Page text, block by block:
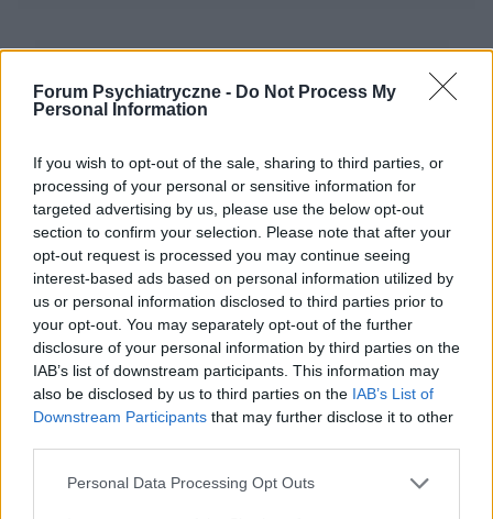
Forum Psychiatryczne - Do Not Process My
Personal Information
If you wish to opt-out of the sale, sharing to third parties, or
processing of your personal or sensitive information for
targeted advertising by us, please use the below opt-out
section to confirm your selection. Please note that after your
opt-out request is processed you may continue seeing
interest-based ads based on personal information utilized by
us or personal information disclosed to third parties prior to
your opt-out. You may separately opt-out of the further
disclosure of your personal information by third parties on the
IAB’s list of downstream participants. This information may
also be disclosed by us to third parties on the IAB’s List of
Downstream Participants that may further disclose it to other
Personal Data Processing Opt Outs
odpisujesz jest mi z tym bardzo ciężko że nic nie
mimo wszystko młodszy synek rozmawia nadal jak
by nic się nie stało z starszym synem czy 10 latek
nie zdaje sobie sprawy co się stało nie wie że brat
go skrzywdził czy dopiero gdy będzie miał 20 lat
zrozumie, dla mnie to tragedia i nie potrafię zebrać
myśli boję się jakie przyniesie to następstwa w jego
życiu czy ja dam radę wybaczyć synowi że zrobił coś
tak dla mnie podłego
a mąż i tak mnie przez 20 lat obwinia za wszystko a
powiem ci że nigdy nie było go kiedy dzieci byli małe
dodam jeszcze że mam już 2 dorosłych synów
którzy są już na swoim i nie było z nimi problemów
nie raz mam tego wszystkiego dość dla dobra synka